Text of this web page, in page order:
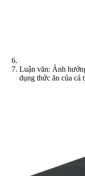
Luận văn: Ảnh
dụng thức ăn của cá